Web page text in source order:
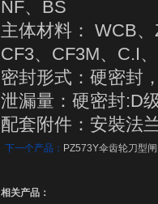
NF、BS
主体材料： WCB
CF3、CF3M、C.I
密封形式：硬密封
泄漏量：硬密封:D
配套附件：安裝法
下一个产品： PZ573Y伞齿轮刀型
相关产品：